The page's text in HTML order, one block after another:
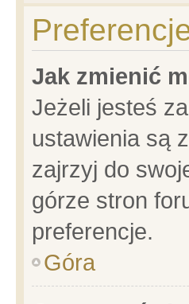
Jak zmienić
Jeżeli jesteś
ustawienia są
zajrzyj do
górze stron
preferencje.
Góra